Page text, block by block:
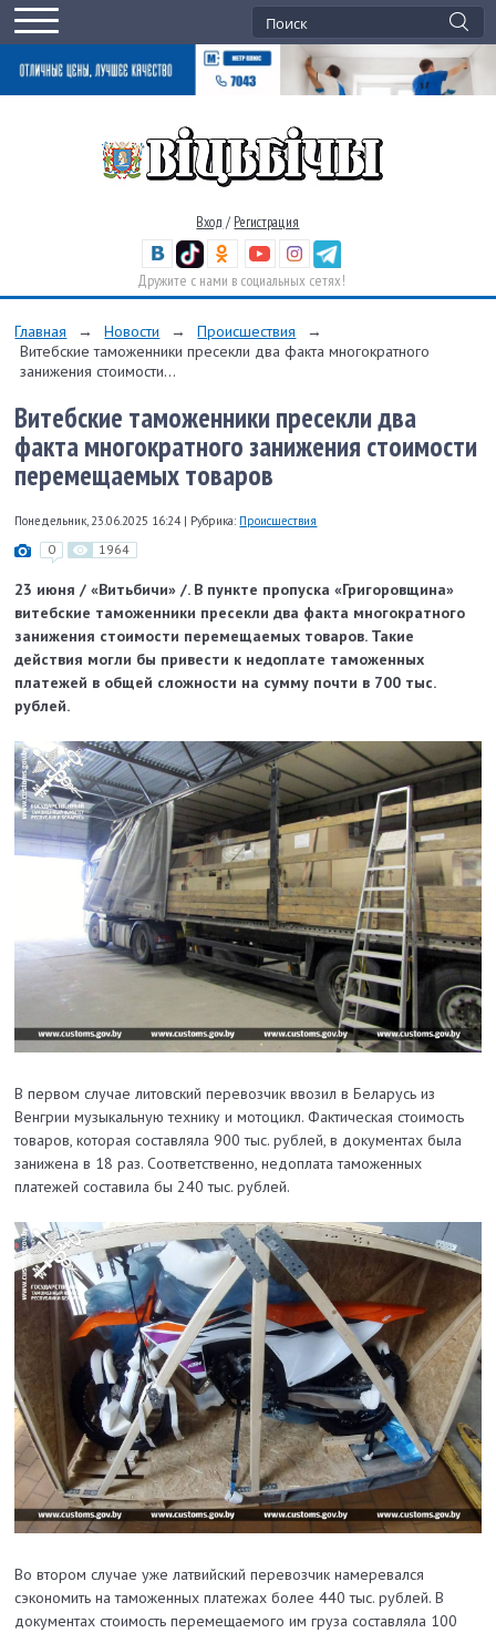
Вход / Регистрация
Дружите с нами в социальных сетях!
Главная → Новости → Происшествия
→
Витебские таможенники пресекли два факта многократного
занижения стоимости...
Витебские таможенники пресекли два
факта многократного занижения стоимости
перемещаемых товаров
Понедельник, 23.06.2025 16:24 | Рубрика: Происшествия
0 1964
23 июня / «Витьбичи» /. В пункте пропуска «Григоровщина»
витебские таможенники пресекли два факта многократного
занижения стоимости перемещаемых товаров. Такие
действия могли бы привести к недоплате таможенных
платежей в общей сложности на сумму почти в 700 тыс.
рублей.
В первом случае литовский перевозчик ввозил в Беларусь из
Венгрии музыкальную технику и мотоцикл. Фактическая стоимость
товаров, которая составляла 900 тыс. рублей, в документах была
занижена в 18 раз. Соответственно, недоплата таможенных
платежей составила бы 240 тыс. рублей.
Во втором случае уже латвийский перевозчик намеревался
сэкономить на таможенных платежах более 440 тыс. рублей. В
документах стоимость перемещаемого им груза составляла 100